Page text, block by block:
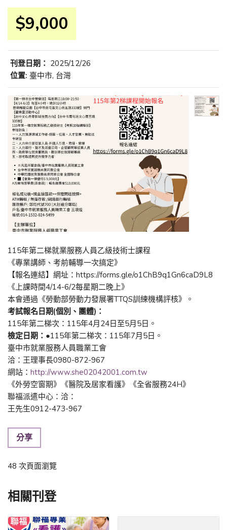
$9,000
刊登日期： 2025/12/26
位置: 臺中市, 台灣
115年第二梯就業服務人員乙級技術士課程
《專業講師、考前輔導一次搞定》
【報名連結】網址：https://forms.gle/o1ChB9q1Gn6caD9L8
《上課時間4/14-6/2每星期二晚上》
本會通過《勞動部勞動力發展署TTQS訓練機構評核》。
考試報名日期(個別、團體)：
115年第二梯次：115年4月24日至5月5日。
檢定日期： ●115年第二梯次：115年7月5日。
臺中市就業服務人員職業工會
洽：王理事長0980-872-967
網站： http://www.she02042001.com.tw
《外勞空窗期》《醫院及居家看護》《全省服務24H》
聯福派遣中心：洽：
王先生0912-473-967
分享
48 次頁面瀏覽
相關刊登